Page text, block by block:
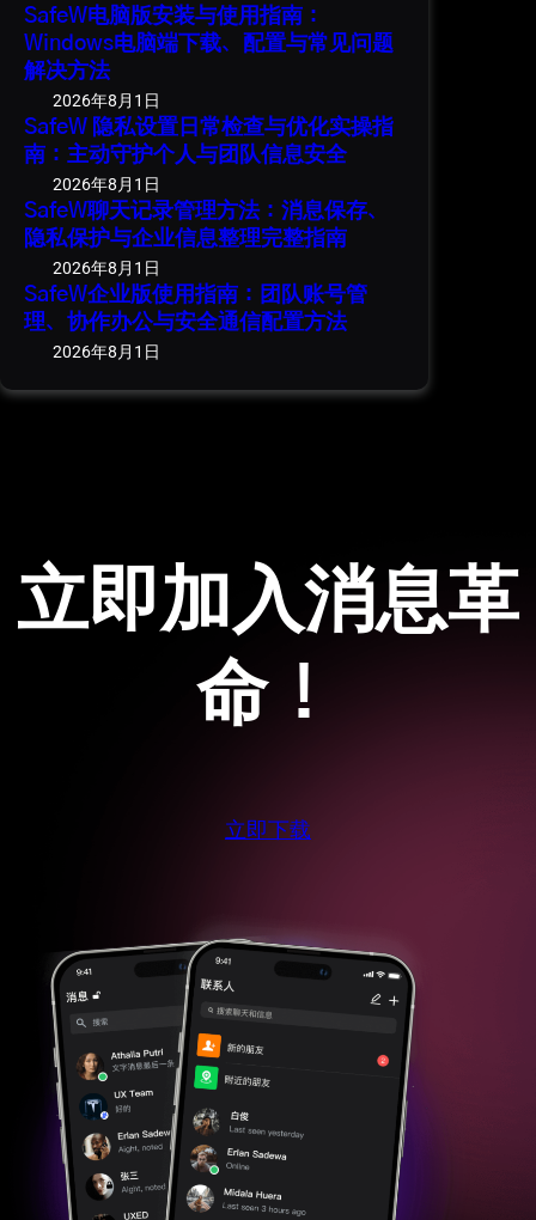
SafeW电脑版安装与使用指南：
Windows电脑端下载、配置与常见问题
解决方法
2026年8月1日
SafeW 隐私设置日常检查与优化实操指
南：主动守护个人与团队信息安全
2026年8月1日
SafeW聊天记录管理方法：消息保存、
隐私保护与企业信息整理完整指南
2026年8月1日
SafeW企业版使用指南：团队账号管
理、协作办公与安全通信配置方法
2026年8月1日
立即加入消息革
命！
立即下载